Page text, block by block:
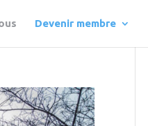
Devenir membre